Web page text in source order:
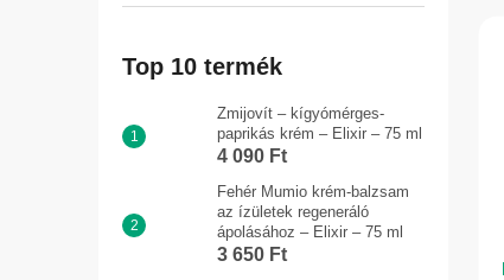
Top 10 termék
Zmijovít – kígyómérges-
paprikás krém – Elixir – 75 ml
4 090 Ft
Fehér Mumio krém-balzsam
az ízületek regeneráló
ápolásához – Elixir – 75 ml
3 650 Ft